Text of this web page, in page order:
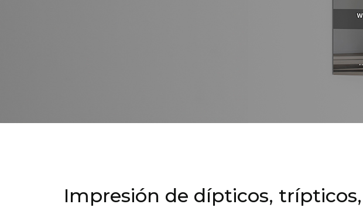
Impresión de dípticos,